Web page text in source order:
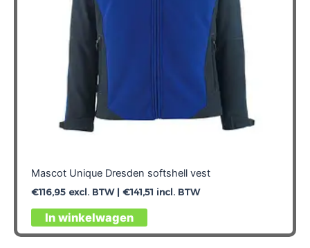
Mascot Unique Dresden softshell vest
€116,95excl. BTW | €141,51 incl. BTW
In winkelwagen
Dit
product